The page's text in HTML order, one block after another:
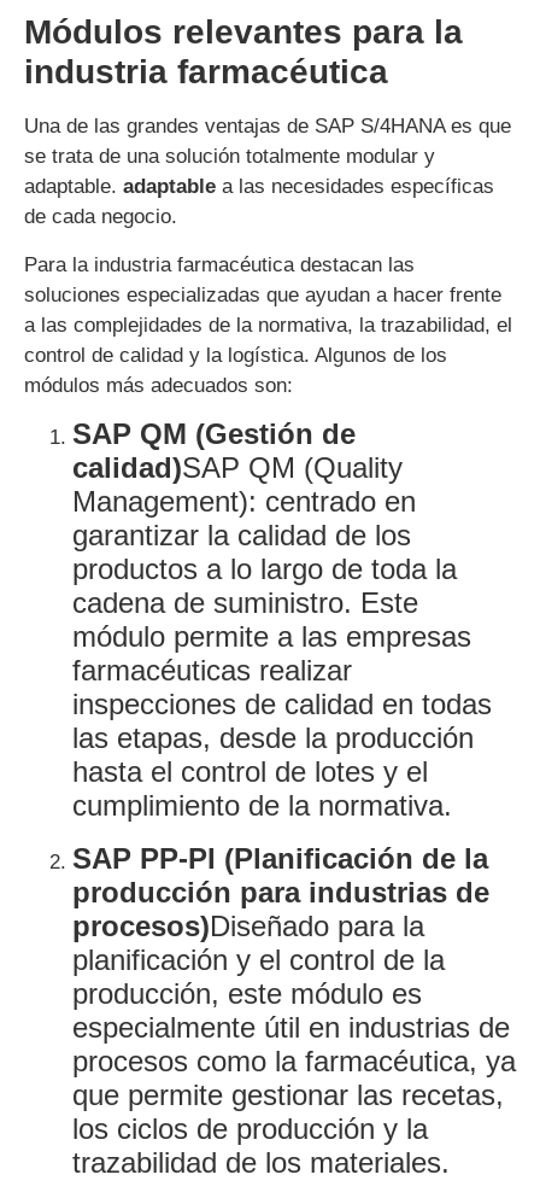
Módulos relevantes para la
industria farmacéutica
Una de las grandes ventajas de SAP S/4HANA es que
se trata de una solución totalmente modular y
adaptable. adaptable a las necesidades específicas
de cada negocio.
Para la industria farmacéutica destacan las
soluciones especializadas que ayudan a hacer frente
a las complejidades de la normativa, la trazabilidad, el
control de calidad y la logística. Algunos de los
módulos más adecuados son:
SAP QM (Gestión de
calidad)SAP QM (Quality
Management): centrado en
garantizar la calidad de los
productos a lo largo de toda la
cadena de suministro. Este
módulo permite a las empresas
farmacéuticas realizar
inspecciones de calidad en todas
las etapas, desde la producción
hasta el control de lotes y el
cumplimiento de la normativa.
SAP PP-PI (Planificación de la
producción para industrias de
procesos)Diseñado para la
planificación y el control de la
producción, este módulo es
especialmente útil en industrias de
procesos como la farmacéutica, ya
que permite gestionar las recetas,
los ciclos de producción y la
trazabilidad de los materiales.